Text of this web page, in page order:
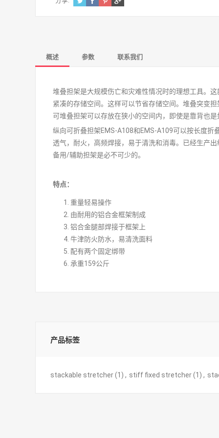
概述 参数 联系我们
堆叠担架是大规模伤亡和灾难性情况时的理想工具。
紧凑的存储空间。这样可以节省存储空间。堆叠突变
可堆叠担架可以存放在狭小的空间内，即使是靠背也
纵向可折叠担架EMS-A108和EMS-A109可以按长度
透气，耐火，高频焊接，易于清洗和消毒。已经生产
备用/辅助担架是必不可少的。
特点：
重量轻易操作
由耐用的铝合金框架制成
铝合金腿部焊接于框架上
牛津防火防水，易清洗面料
配有两个固定绑带
承重159公斤
产品标签
stackable stretcher(1) , stiff fixed stretcher(1) ,